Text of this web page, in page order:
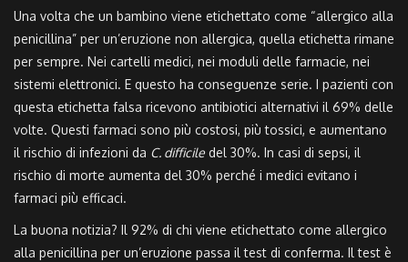
Una volta che un bambino viene etichettato come “allergico alla
penicillina” per un’eruzione non allergica, quella etichetta rimane
per sempre. Nei cartelli medici, nei moduli delle farmacie, nei
sistemi elettronici. E questo ha conseguenze serie. I pazienti con
questa etichetta falsa ricevono antibiotici alternativi il 69% delle
volte. Questi farmaci sono più costosi, più tossici, e aumentano
il rischio di infezioni da C. difficiledel 30%. In casi di sepsi, il
rischio di morte aumenta del 30% perché i medici evitano i
farmaci più efficaci.
La buona notizia? Il 92% di chi viene etichettato come allergico
alla penicillina per un’eruzione passa il test di conferma. Il test è